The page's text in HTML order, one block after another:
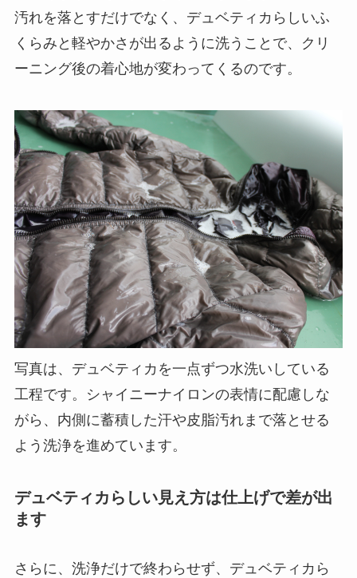
汚れを落とすだけでなく、デュベティカらしいふ
くらみと軽やかさが出るように洗うことで、クリ
ーニング後の着心地が変わってくるのです。
写真は、デュベティカを一点ずつ水洗いしている
工程です。シャイニーナイロンの表情に配慮しな
がら、内側に蓄積した汗や皮脂汚れまで落とせる
よう洗浄を進めています。
デュベティカらしい見え方は仕上げで差が出
ます
さらに、洗浄だけで終わらせず、デュベティカら